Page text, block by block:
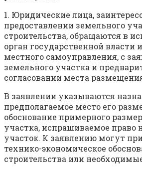
1. Юридические лица,
предоставлении земельного
строительства, обращаются в
орган государственной власти
местного самоуправления, с
земельного участка и
согласовании места
В заявлении указываются
предполагаемое место его
обоснование примерного
участка, испрашиваемое право
участок. К заявлению могут
технико-экономическое
строительства или